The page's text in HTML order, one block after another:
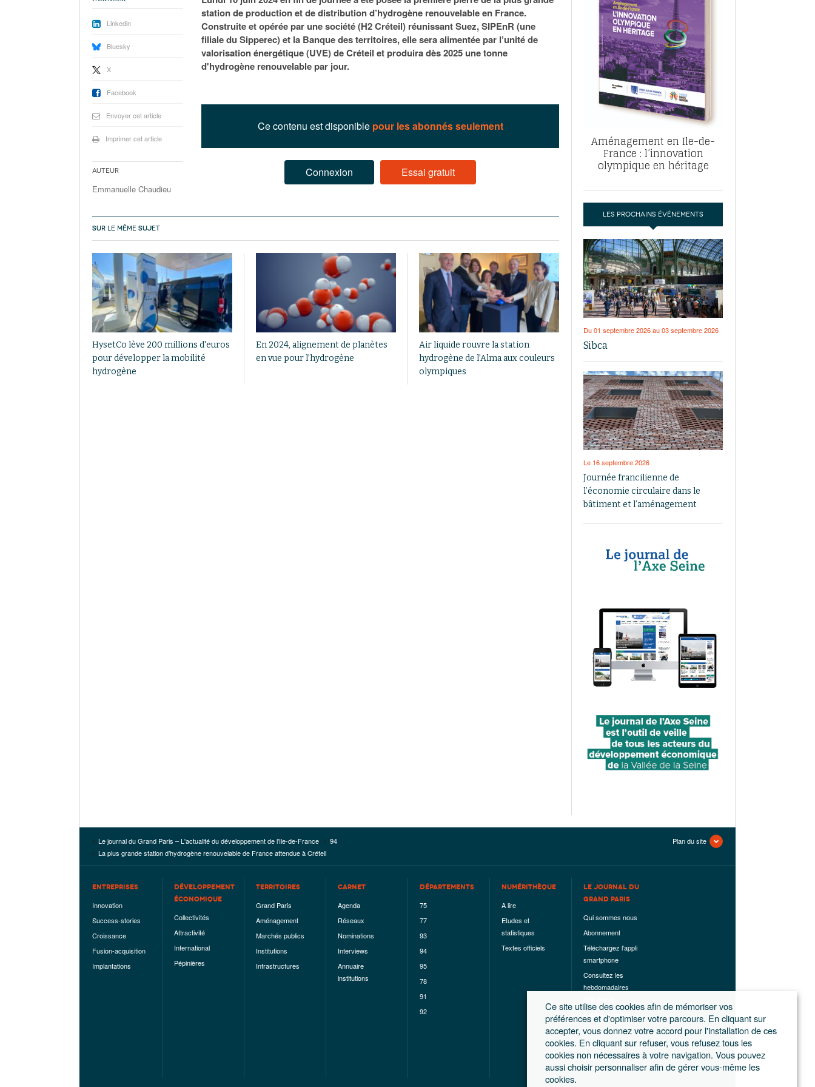
À Paris, les cadres de la tech et de la finance
redessinent le marché de la location de luxe
16 juillet 2026
Saint-Agne immobilier inaugure une nouvelle
résidence à Torcy
janvier 2026
Municipales 2026 : la CCI livre 23 pistes pour
relancer l’économie parisienne - 20 janvier 2026
Exclusif – Apex, ABF, ZAC : F. Vauglin détaille sa
feuille de route pour l’urbanisme parisien- 17
juillet 2026
À Paris, les cadres de la tech et de la finance
redessinent le marché de la location de luxe-
station de production et de distribution d’hydrogène renouvelable en France.
Construite et opérée par une société (H2 Créteil) réunissant Suez, SIPEnR (une
filiale du Sipperec) et la Banque des territoires, elle sera alimentée par l’unité de
valorisation énergétique (UVE) de Créteil et produira dès 2025 une tonne
d'hydrogène renouvelable par jour.
Ce contenu est disponible pour les abonnés seulement
Connexion Essai gratuit
Linkedin
Bluesky
X
Facebook
Envoyer cet article
Imprimer cet article
Auteur
Emmanuelle Chaudieu
SUR LE MÊME SUJET
HysetCo lève 200 millions d'euros
pour développer la mobilité
hydrogène
En 2024, alignement de planètes
en vue pour l’hydrogène
Air liquide rouvre la station
hydrogène de l’Alma aux couleurs
olympiques
Aménagement en Ile-de-
France : l’innovation
olympique en héritage
LES PROCHAINS ÉVÉNEMENTS
Du 01 septembre 2026 au 03 septembre 2026
Sibca
Le 16 septembre 2026
Journée francilienne de
l’économie circulaire dans le
bâtiment et l’aménagement
Le journal du Grand Paris – L'actualité du développement de l'Ile-de-France
94
La plus grande station d’hydrogène renouvelable de France attendue à Créteil
Plan du site
ENTREPRISES
Innovation
Success-stories
Croissance
Fusion-acquisition
Implantations
DÉVELOPPEMENT
ÉCONOMIQUE
Collectivités
Attractivité
International
Pépinières
TERRITOIRES
Grand Paris
Aménagement
Marchés publics
Institutions
Infrastructures
CARNET
Agenda
Réseaux
Nominations
Interviews
Annuaire
institutions
DÉPARTEMENTS
75
77
93
94
95
78
91
92
NUMÉRITHÈQUE
A lire
Etudes et
statistiques
Textes officiels
LE JOURNAL DU
GRAND PARIS
Qui sommes nous
Abonnement
Téléchargez l’appli
smartphone
Consultez les
hebdomadaires
Les hors-séries
Mentions légales
Conditions
générales de
ventes
Ce site utilise des cookies afin de mémoriser vos
préférences et d'optimiser votre parcours. En cliquant sur
accepter, vous donnez votre accord pour l'installation de ces
cookies. En cliquant sur refuser, vous refusez tous les
cookies non nécessaires à votre navigation. Vous pouvez
aussi choisir personnaliser afin de gérer vous-même les
cookies.